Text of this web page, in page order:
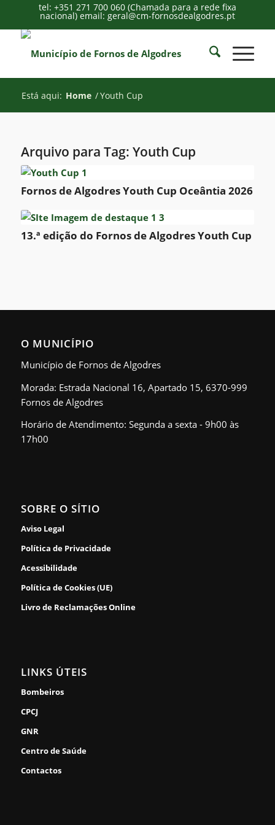
tel: +351 271 700 060 (Chamada para a rede fixa
nacional) email: geral@cm-fornosdealgodres.pt
Está aqui: Home /Youth Cup
Arquivo para Tag: Youth Cup
Fornos de Algodres Youth Cup Oceântia 2026
13.ª edição do Fornos de Algodres Youth Cup
O MUNICÍPIO
Município de Fornos de Algodres
Morada: Estrada Nacional 16, Apartado 15, 6370-999
Fornos de Algodres
Horário de Atendimento: Segunda a sexta - 9h00 às
17h00
SOBRE O SÍTIO
Aviso Legal
Política de Privacidade
Acessibilidade
Política de Cookies (UE)
Livro de Reclamações Online
LINKS ÚTEIS
Bombeiros
CPCJ
GNR
Centro de Saúde
Contactos